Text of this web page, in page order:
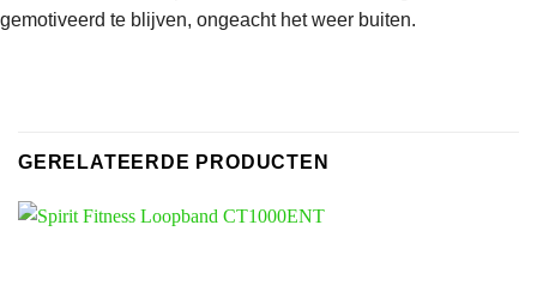
gemotiveerd te blijven, ongeacht het weer buiten.
GERELATEERDE PRODUCTEN